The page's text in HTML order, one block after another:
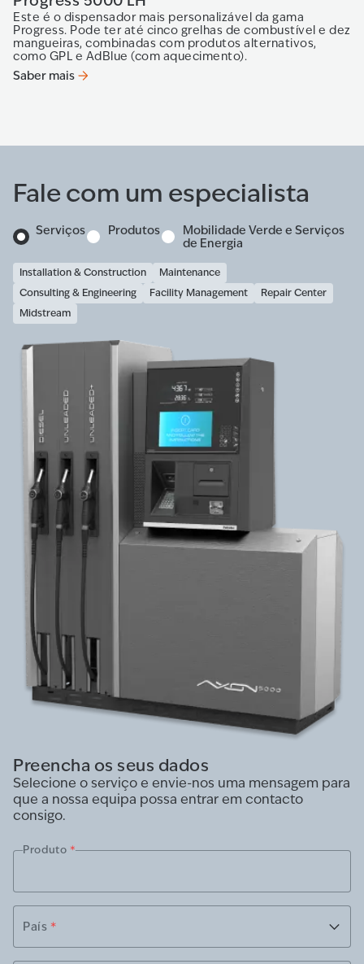
Este é o dispensador mais personalizável da gama
Progress. Pode ter até cinco grelhas de combustível e dez
mangueiras, combinadas com produtos alternativos,
como GPL e AdBlue (com aquecimento).
Saber mais
Fale com um especialista
Serviços Produtos
Mobilidade Verde e Serviços
de Energia
Installation & Construction
Maintenance
Consulting & Engineering
Facility Management
Repair Center
Midstream
Preencha os seus dados
Selecione o serviço e envie-nos uma mensagem para
que a nossa equipa possa entrar em contacto
consigo.
Produto *
País *